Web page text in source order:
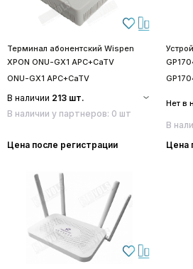
Терминал абонентский Wispen
XPON ONU-GX1 APC+CaTV
ONU-GX1 APC+CaTV
В наличии 213 шт.
В наличии у партнеров: 0 шт
Цена после регистрации
Нет в
В
Цена